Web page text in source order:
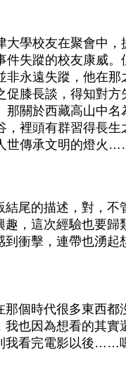
大學校友在聚會中，
件失蹤的校友康威。
非永遠失蹤，他在那
促膝長談，得知對方
那關於西藏高山中名
，裡頭有群習得長生
世傳承文明的燈火
尾的描述，對，不
，這次經驗也要歸
衝擊，連帶也湧起
個時代很多東西都
也因為想看的其實
我看完電影以後……